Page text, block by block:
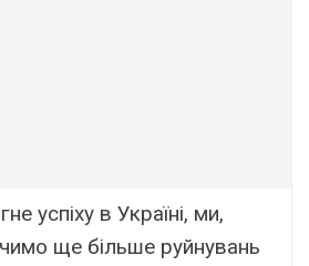
успіху в Україні, ми,
ще більше руйнувань